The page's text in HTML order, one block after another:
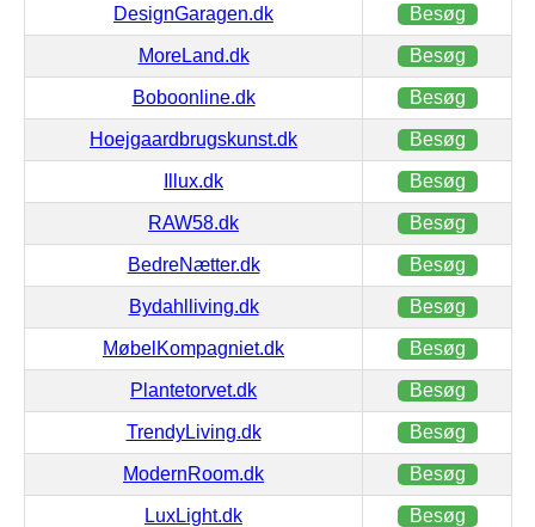
DesignGaragen.dk Besøg
MoreLand.dk Besøg
Boboonline.dk Besøg
Hoejgaardbrugskunst.dk Besøg
Illux.dk Besøg
RAW58.dk Besøg
BedreNætter.dk Besøg
Bydahlliving.dk Besøg
MøbelKompagniet.dk Besøg
Plantetorvet.dk Besøg
TrendyLiving.dk Besøg
ModernRoom.dk Besøg
LuxLight.dk Besøg